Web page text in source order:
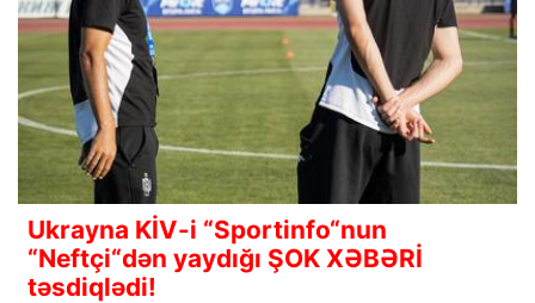
Ukrayna KİV-i “Sportinfo“nun
“Neftçi“dən yaydığı ŞOK XƏBƏRİ
təsdiqlədi!